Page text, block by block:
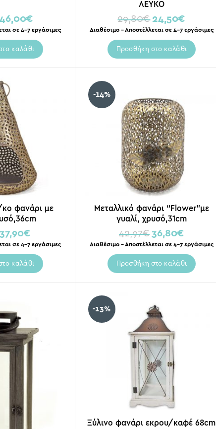
46,00€
σε 4-7 εργάσιμες
καλάθι
ΛΕΥΚΟ
29,80€ 24,50€
Διαθέσιμο – Αποστέλλεται σε 4-7 εργάσιμες
Προσθήκη στο καλάθι
φανάρι με
37,90€
σε 4-7 εργάσιμες
καλάθι
-14%
Μεταλλικό φανάρι “Flower”με
γυαλί, χρυσό,31cm
42,97€ 36,80€
Διαθέσιμο – Αποστέλλεται σε 4-7 εργάσιμες
Προσθήκη στο καλάθι
-13%
Ξύλινο φανάρι εκρου/καφέ 68cm